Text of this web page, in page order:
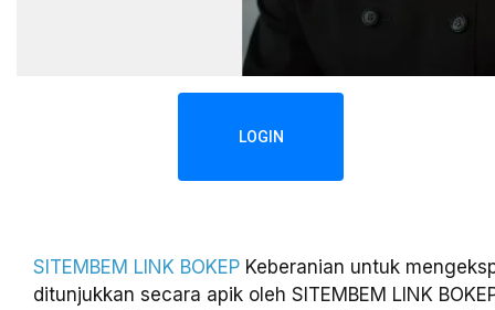
LOGIN
SITEMBEM LINK BOKEP Keberanian untuk
ditunjukkan secara apik oleh SITEMBEM LINK